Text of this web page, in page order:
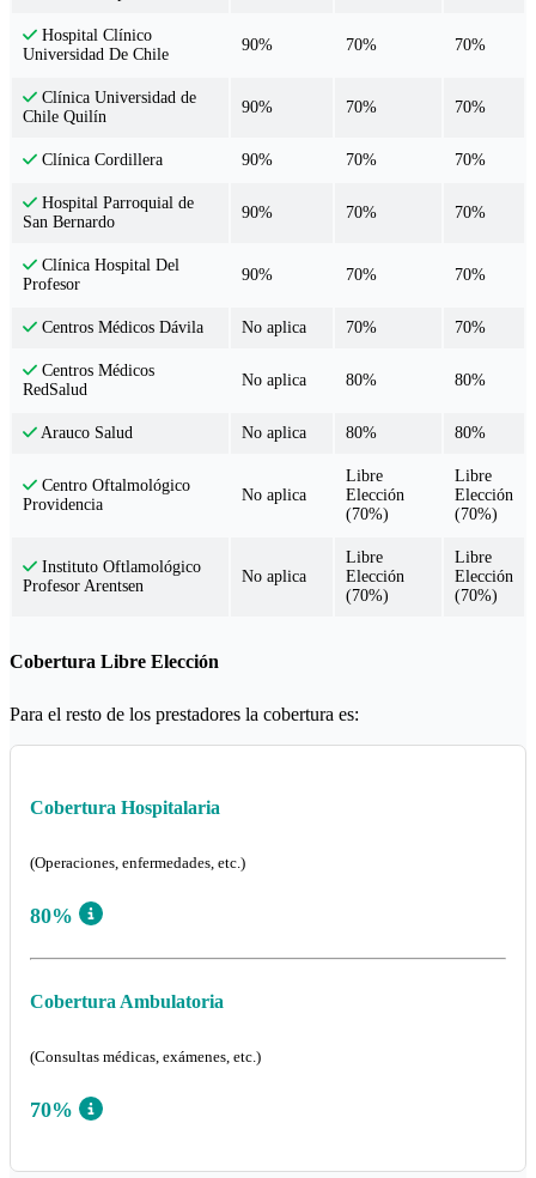
Hospital Clínico
Universidad De Chile
90% 70% 70%
Clínica Universidad de
Chile Quilín
90% 70% 70%
Clínica Cordillera 90% 70% 70%
Hospital Parroquial de
San Bernardo
90% 70% 70%
Clínica Hospital Del
Profesor
90% 70% 70%
Centros Médicos Dávila No aplica 70% 70%
Centros Médicos
RedSalud
No aplica 80% 80%
Arauco Salud No aplica 80% 80%
Centro Oftalmológico
Providencia
No aplica
Libre
Elección
(70%)
Libre
Elección
(70%)
Instituto Oftlamológico
Profesor Arentsen
No aplica
Libre
Elección
(70%)
Libre
Elección
(70%)
Cobertura Libre Elección
Para el resto de los prestadores la cobertura es:
Cobertura Hospitalaria
(Operaciones, enfermedades, etc.)
80%
Cobertura Ambulatoria
(Consultas médicas, exámenes, etc.)
70%